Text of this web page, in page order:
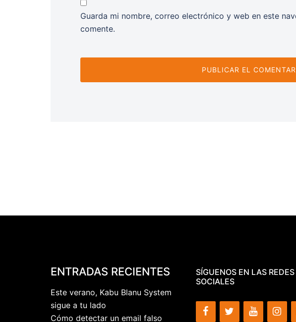
Guarda mi nombre, correo electrónico y web en este
comente.
ENTRADAS RECIENTES
Este verano, Kabu Blanu System
sigue a tu lado
Cómo detectar un email falso
SÍGUENOS EN LAS REDES
SOCIALES